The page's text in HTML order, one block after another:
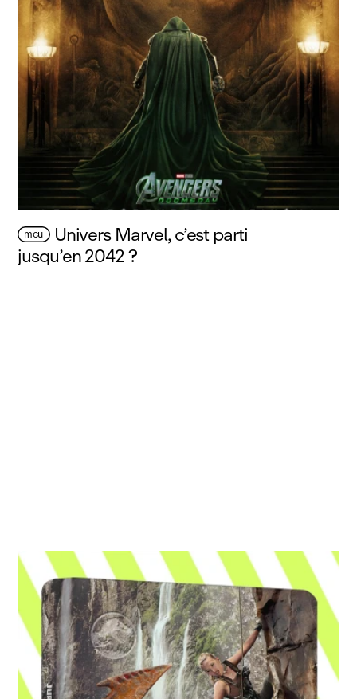
mcu Univers Marvel, c’est parti
jusqu’en 2042 ?